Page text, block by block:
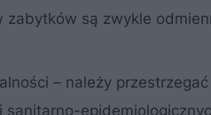
są zwykle
– należy